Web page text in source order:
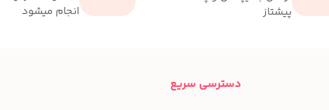
پیشتاز
انجام میشود
دسترسی سریع